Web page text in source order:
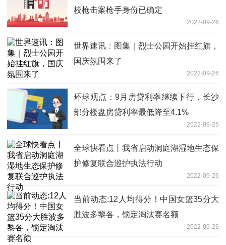
校枪击案枪手身份已确定
2022-09-26
世界速讯：图集｜烈士公园开始挂红旗，
国庆氛围来了
2022-09-26
环球观点：9月房贷利率继续下行，长沙
部分楼盘房贷利率最低降至4.1%
2022-09-26
全球快看点丨我省启动洞庭湖湿地生态保
护修复联合巡护执法行动
2022-09-26
当前动态:12人均得分！中国女篮35分大
胜波多黎各，锁定淘汰赛名额
2022-09-26